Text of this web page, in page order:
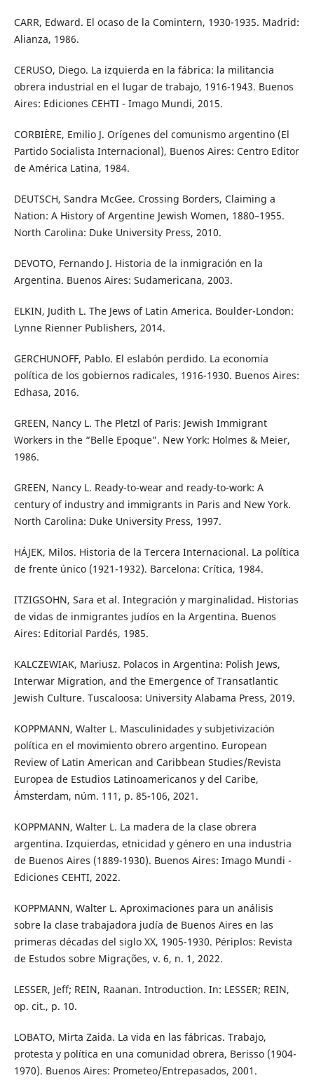
CARR, Edward. El ocaso de la Comintern, 1930-1935. Madrid:
Alianza, 1986.
CERUSO, Diego. La izquierda en la fábrica: la militancia
obrera industrial en el lugar de trabajo, 1916-1943. Buenos
Aires: Ediciones CEHTI - Imago Mundi, 2015.
CORBIÈRE, Emilio J. Orígenes del comunismo argentino (El
Partido Socialista Internacional), Buenos Aires: Centro Editor
de América Latina, 1984.
DEUTSCH, Sandra McGee. Crossing Borders, Claiming a
Nation: A History of Argentine Jewish Women, 1880–1955.
North Carolina: Duke University Press, 2010.
DEVOTO, Fernando J. Historia de la inmigración en la
Argentina. Buenos Aires: Sudamericana, 2003.
ELKIN, Judith L. The Jews of Latin America. Boulder-London:
Lynne Rienner Publishers, 2014.
GERCHUNOFF, Pablo. El eslabón perdido. La economía
política de los gobiernos radicales, 1916-1930. Buenos Aires:
Edhasa, 2016.
GREEN, Nancy L. The Pletzl of Paris: Jewish Immigrant
Workers in the “Belle Epoque”. New York: Holmes & Meier,
1986.
GREEN, Nancy L. Ready-to-wear and ready-to-work: A
century of industry and immigrants in Paris and New York.
North Carolina: Duke University Press, 1997.
HÁJEK, Milos. Historia de la Tercera Internacional. La política
de frente único (1921-1932). Barcelona: Crítica, 1984.
ITZIGSOHN, Sara et al. Integración y marginalidad. Historias
de vidas de inmigrantes judíos en la Argentina. Buenos
Aires: Editorial Pardés, 1985.
KALCZEWIAK, Mariusz. Polacos in Argentina: Polish Jews,
Interwar Migration, and the Emergence of Transatlantic
Jewish Culture. Tuscaloosa: University Alabama Press, 2019.
KOPPMANN, Walter L. Masculinidades y subjetivización
política en el movimiento obrero argentino. European
Review of Latin American and Caribbean Studies/Revista
Europea de Estudios Latinoamericanos y del Caribe,
Ámsterdam, núm. 111, p. 85-106, 2021.
KOPPMANN, Walter L. La madera de la clase obrera
argentina. Izquierdas, etnicidad y género en una industria
de Buenos Aires (1889-1930). Buenos Aires: Imago Mundi -
Ediciones CEHTI, 2022.
KOPPMANN, Walter L. Aproximaciones para un análisis
sobre la clase trabajadora judía de Buenos Aires en las
primeras décadas del siglo XX, 1905-1930. Périplos: Revista
de Estudos sobre Migrações, v. 6, n. 1, 2022.
LESSER, Jeff; REIN, Raanan. Introduction. In: LESSER; REIN,
op. cit., p. 10.
LOBATO, Mirta Zaida. La vida en las fábricas. Trabajo,
protesta y política en una comunidad obrera, Berisso (1904-
1970). Buenos Aires: Prometeo/Entrepasados, 2001.